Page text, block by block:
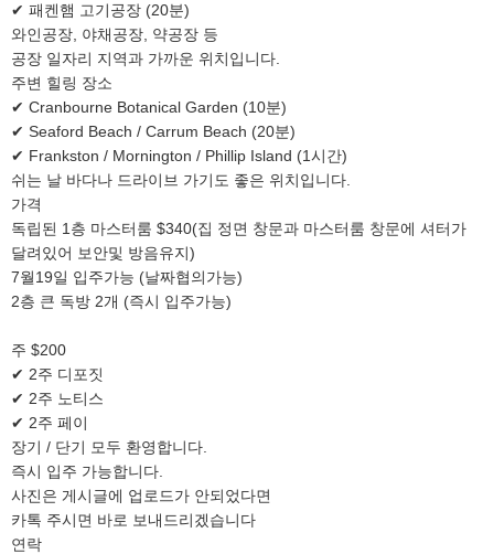
✔ 패켄햄 고기공장 (20분)
와인공장, 야채공장, 약공장 등
공장 일자리 지역과 가까운 위치입니다.
주변 힐링 장소
✔ Cranbourne Botanical Garden (10분)
✔ Seaford Beach / Carrum Beach (20분)
✔ Frankston / Mornington / Phillip Island (1시간)
쉬는 날 바다나 드라이브 가기도 좋은 위치입니다.
가격
독립된 1층 마스터룸 $340(집 정면 창문과 마스터룸 창문에 셔터가
달려있어 보안및 방음유지)
7월19일 입주가능 (날짜협의가능)
2층 큰 독방 2개 (즉시 입주가능)
주 $200
✔ 2주 디포짓
✔ 2주 노티스
✔ 2주 페이
장기 / 단기 모두 환영합니다.
즉시 입주 가능합니다.
사진은 게시글에 업로드가 안되었다면
카톡 주시면 바로 보내드리겠습니다
연락